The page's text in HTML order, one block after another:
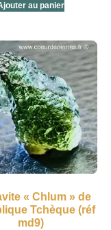
au panier
« Chlum » de
Tchèque (réf
md9)